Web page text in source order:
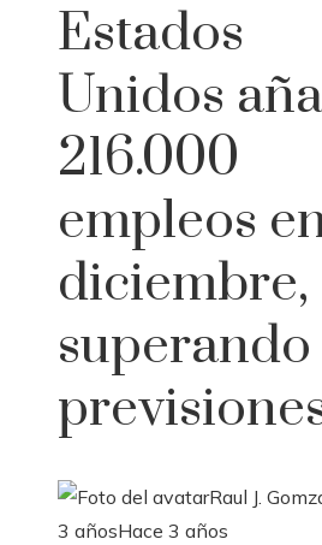
Estados
Unidos
216.000
empleos
diciembre,
superando
Raul J.
3 añosHace 3 años